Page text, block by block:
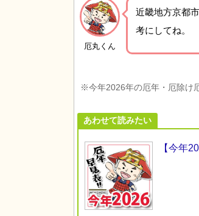
厄丸くん
近畿地方京都
考にしてね。
※今年2026年の厄年・厄除け
あわせて読みたい
【今年